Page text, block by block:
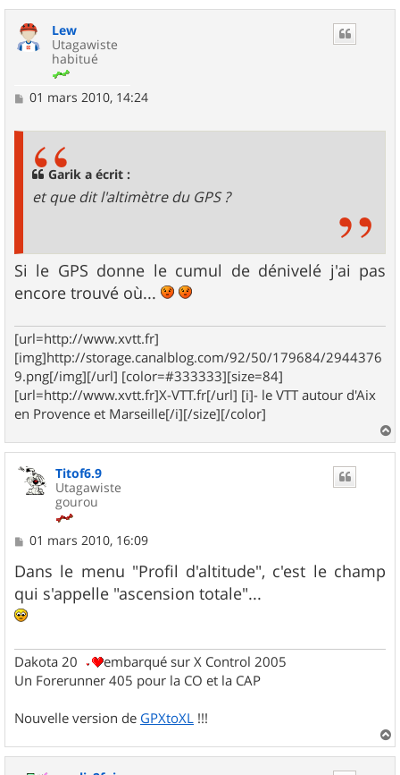
Lew
Utagawiste
habitué
M
01 mars 2010, 14:24
Garik a écrit :
et que dit l'altimètre du GPS ?
Si le GPS donne le cumul de dénivelé j'ai pas
encore trouvé où...
[url=http://www.xvtt.fr]
[img]http://storage.canalblog.com/92/50/179684/2944376
9.png[/img][/url] [color=#333333][size=84]
[url=http://www.xvtt.fr]X-VTT.fr[/url] [i]- le VTT autour d'Aix
en Provence et Marseille[/i][/size][/color]
a
Titof6.9
Utagawiste
gourou
M
s
s
a
g
e
01 mars 2010, 16:09
Dans le menu "Profil d'altitude", c'est le champ
qui s'appelle "ascension totale"...
Dakota 20
embarqué sur X Control 2005
Un Forerunner 405 pour la CO et la CAP
Nouvelle version de GPXtoXL !!!
a